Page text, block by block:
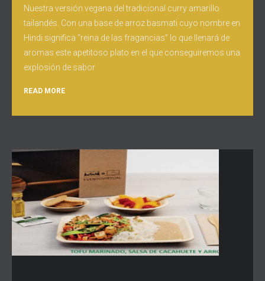
Nuestra versión vegana del tradicional curry amarillo
tailandés. Con una base de arroz basmati cuyo nombre en
Hindi significa “reina de las fragancias” lo que llenará de
aromas este apetitoso plato en el que conseguiremos una
explosión de sabor
READ MORE